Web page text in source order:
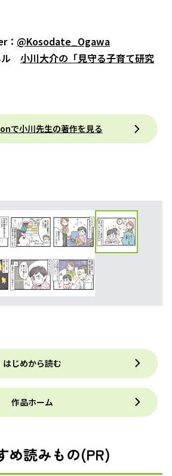
： @Kosodate_Ogawa
ル 小川大介の「見守る子育て研究
で小川先生の著作を見る
はじめから読む
作品ホーム
め読みもの(PR)